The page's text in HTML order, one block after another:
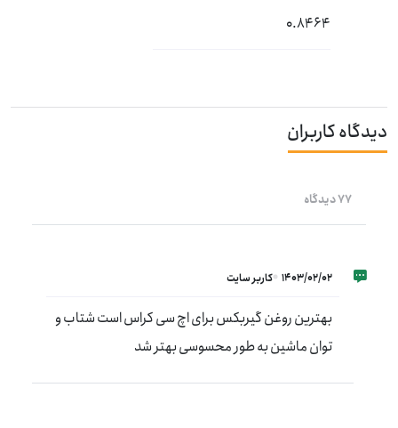
0.8464
دیدگاه کاربران
77 دیدگاه
1403/02/02 کاربر سایت
بهترین روغن گیربکس برای اچ سی کراس است شتاب و
توان ماشین به طور محسوسی بهتر شد